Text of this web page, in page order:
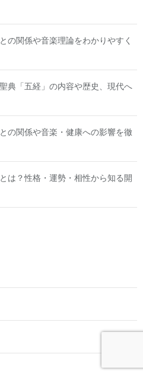
の関係や音楽理論をわかりやすく
典「五経」の内容や歴史、現代へ
の関係や音楽・健康への影響を徹
は？性格・運勢・相性から知る開